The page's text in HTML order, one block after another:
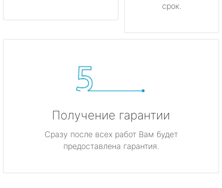
срок.
Получение гарантии
Сразу после всех работ Вам будет
предоставлена гарантия.